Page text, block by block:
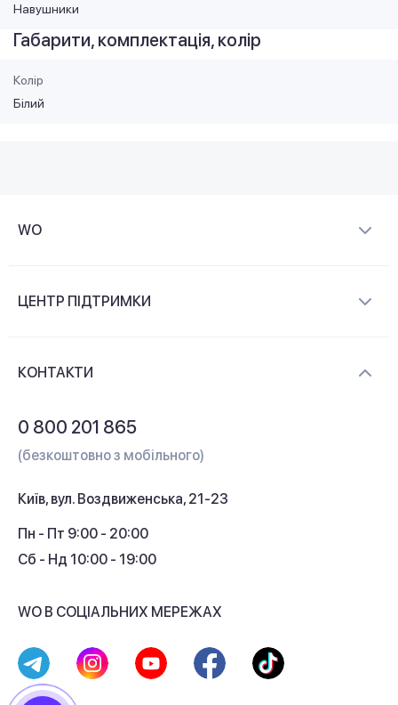
Навушники
Габарити, комплектація, колір
Колір
Білий
WO
Контакти
ЦЕНТР ПІДТРИМКИ
Кешбек
КОНТАКТИ
0 800 201 865
(безкоштовно з мобільного)
Київ, вул. Воздвиженська, 21-23
Пн - Пт 9:00 - 20:00
Сб - Нд 10:00 - 19:00
WO В СОЦІАЛЬНИХ МЕРЕЖАХ